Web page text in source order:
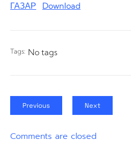
ГАЗАР
Download
Tags: No tags
Previous Next
Comments are closed